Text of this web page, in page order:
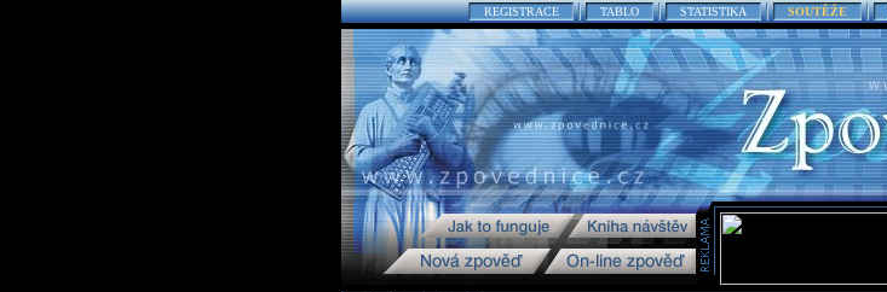
REGISTRACE TABLO STATISTIKA SOUTĚŽE